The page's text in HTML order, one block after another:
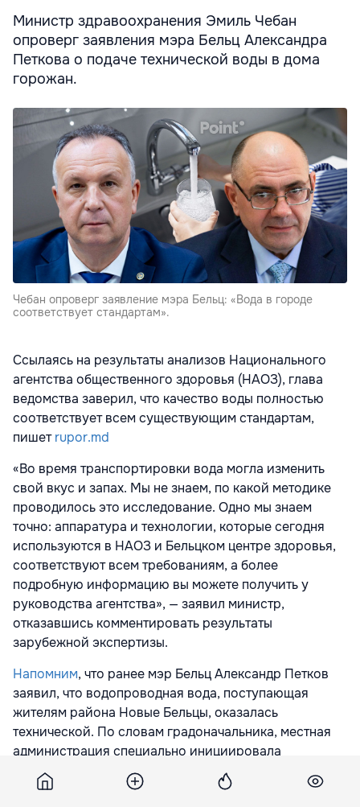
Министр здравоохранения Эмиль Чебан
опроверг заявления мэра Бельц Александра
Петкова о подаче технической воды в дома
горожан.
Чебан опроверг заявление мэра Бельц: «Вода в городе
соответствует стандартам».
Ссылаясь на результаты анализов Национального
агентства общественного здоровья (НАОЗ), глава
ведомства заверил, что качество воды полностью
соответствует всем существующим стандартам,
пишетrupor.md
«Во время транспортировки вода могла изменить
свой вкус и запах. Мы не знаем, по какой методике
проводилось это исследование. Одно мы знаем
точно: аппаратура и технологии, которые сегодня
используются в НАОЗ и Бельцком центре здоровья,
соответствуют всем требованиям, а более
подробную информацию вы можете получить у
руководства агентства», — заявил министр,
отказавшись комментировать результаты
зарубежной экспертизы.
Напомним, что ранее мэр Бельц Александр Петков
заявил, что водопроводная вода, поступающая
жителям района Новые Бельцы, оказалась
технической. По словам градоначальника, местная
администрация специально инициировала
проведение независимых лабораторных
исследований в румынском городе Яссы, чтобы